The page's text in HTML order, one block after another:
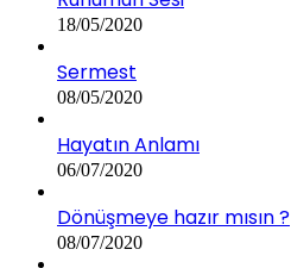
18/05/2020
Sermest
08/05/2020
Hayatın Anlamı
06/07/2020
Dönüşmeye hazır mısın ?
08/07/2020